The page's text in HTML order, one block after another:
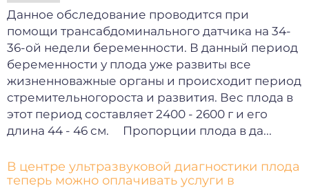
Данное обследование проводится при
помощи трансабдоминального датчика на 34-
36-ой недели беременности. В данный период
беременности у плода уже развиты все
жизненноважные органы и происходит период
стремительногороста и развития. Вес плода в
этот период составляет 2400 - 2600 г и его
длина 44 - 46 см. Пропорции плода в да...
В центре ультразвуковой диагностики плода
теперь можно оплачивать услуги в